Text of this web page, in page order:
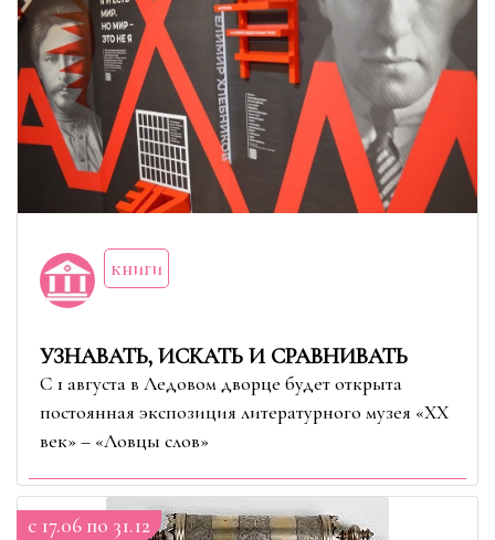
книги
УЗНАВАТЬ, ИСКАТЬ И СРАВНИВАТЬ
С 1 августа в Ледовом дворце будет открыта
постоянная экспозиция литературного музея «ХХ
век» – «Ловцы слов»
c 17.06 по 31.12